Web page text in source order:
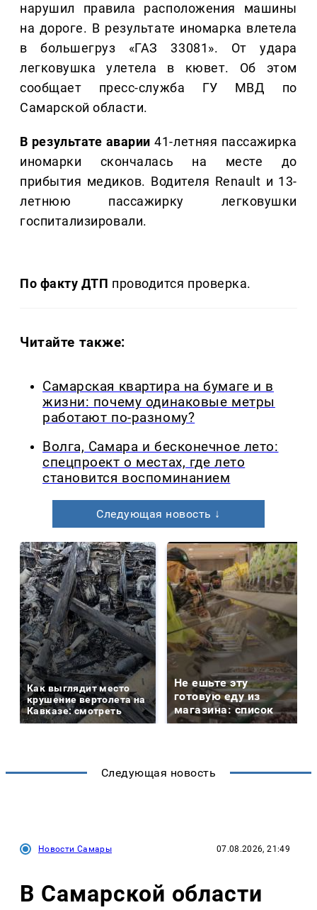
нарушил правила расположения машины
на дороге. В результате иномарка влетела
в большегруз «ГАЗ 33081». От удара
легковушка улетела в кювет. Об этом
сообщает пресс-служба ГУ МВД по
Самарской области.
В результате аварии41-летняя пассажирка
иномарки скончалась на месте до
прибытия медиков. Водителя Renault и 13-
летнюю пассажирку легковушки
госпитализировали.
По факту ДТП проводится проверка.
Читайте также:
Самарская квартира на бумаге и в
жизни: почему одинаковые метры
работают по-разному?
Волга, Самара и бесконечное лето:
спецпроект о местах, где лето
становится воспоминанием
Следующая новость ↓
Как выглядит место
крушение вертолета на
Кавказе: смотреть
Не ешьте эту
готовую еду из
магазина: список
Следующая новость
Новости Самары 07.08.2026, 21:49
В Самарской области